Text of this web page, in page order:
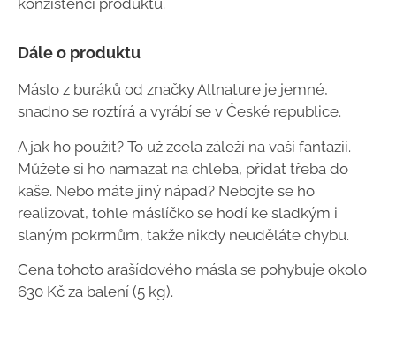
konzistenci produktu.
Dále o produktu
Máslo z buráků od značky Allnature je jemné,
snadno se roztírá a vyrábí se v České republice.
A jak ho použít? To už zcela záleží na vaší fantazii.
Můžete si ho namazat na chleba, přidat třeba do
kaše. Nebo máte jiný nápad? Nebojte se ho
realizovat, tohle máslíčko se hodí ke sladkým i
slaným pokrmům, takže nikdy neuděláte chybu.
Cena tohoto arašídového másla se pohybuje okolo
630 Kč za balení (5 kg).